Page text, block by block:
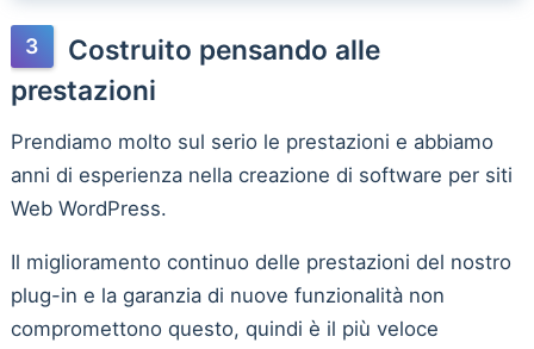
Costruito pensando alle
prestazioni
Prendiamo molto sul serio le prestazioni e abbiamo
anni di esperienza nella creazione di software per siti
Web WordPress.
Il miglioramento continuo delle prestazioni del nostro
plug-in e la garanzia di nuove funzionalità non
compromettono questo, quindi è il più veloce